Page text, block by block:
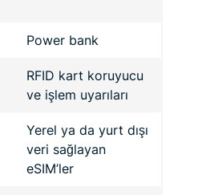
Power bank
RFID kart koruyucu
ve işlem uyarıları
Yerel ya da yurt dışı
veri sağlayan
eSIM’ler